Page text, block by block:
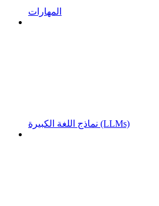
المهارات
نماذج اللغة الكبيرة (LLMs)